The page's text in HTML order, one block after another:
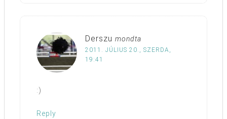
Derszu mondta
2011. JÚLIUS 20., SZERDA,
19:41
:)
Reply